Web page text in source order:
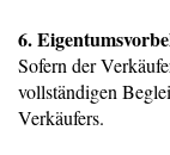
6.
Sofern der
vollständigen
Verkäufers.